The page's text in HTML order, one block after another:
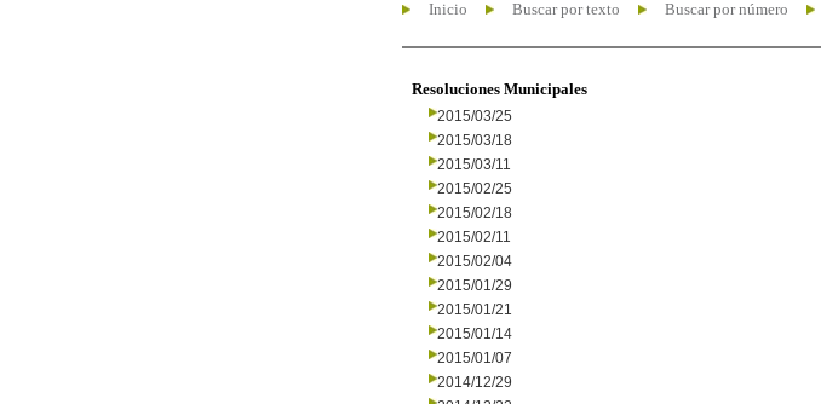
Inicio Buscar por texto Buscar por número
Resoluciones Municipales
2015/03/25
2015/03/18
2015/03/11
2015/02/25
2015/02/18
2015/02/11
2015/02/04
2015/01/29
2015/01/21
2015/01/14
2015/01/07
2014/12/29